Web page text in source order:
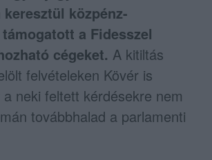
közpénz-
a Fidesszel
cégeket. A kitiltás
felvételeken Kövér is
neki feltett kérdésekre nem
továbbhalad a parlamenti